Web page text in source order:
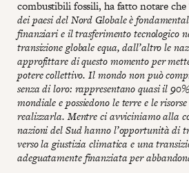
combustibili fossili, ha fatto notare che
dei paesi del Nord Globale è
finanziari e il trasferimento tecnologico
transizione globale equa, dall’altro le
approfittare di questo momento per
potere collettivo. Il mondo non può
senza di loro: rappresentano quasi il
mondiale e possiedono le terre e le
realizzarla. Mentre ci avviciniamo alla
nazioni del Sud hanno l’opportunità di
verso la giustizia climatica e una
adeguatamente finanziata per